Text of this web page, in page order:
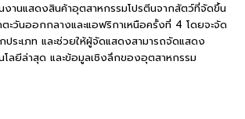
นงานแสดงสินค้าอุตสาหกรรมโปรตีนจากสัตว์ที่จัดขึ้น
วันออกกลางและแอฟริกาเหนือครั้งที่ 4 โดยจะจัด
ระเภท และช่วยให้ผู้จัดแสดงสามารถจัดแสดง
ลยีล่าสุด และข้อมูลเชิงลึกของอุตสาหกรรม